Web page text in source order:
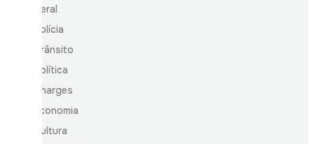
Geral
Polícia
Trânsito
Política
Charges
Economia
Cultura